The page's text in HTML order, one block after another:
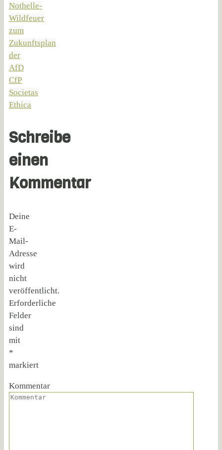
Nothelle-
Wildfeuer
zum
Zukunftsplan
der
AfD
CfP
Societas
Ethica
Schreibe
einen
Kommentar
Deine
E-
Mail-
Adresse
wird
nicht
veröffentlicht.
Erforderliche
Felder
sind
mit
*
markiert
Kommentar